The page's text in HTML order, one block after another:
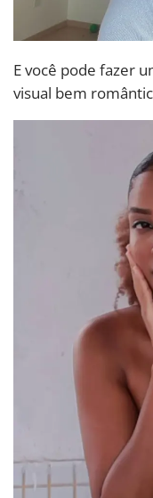
E você pode fazer
visual bem